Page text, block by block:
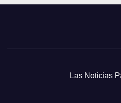
Las Noticias